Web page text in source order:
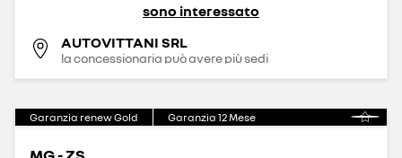
sono interessato
AUTOVITTANI SRL
la concessionaria può avere più sedi
Garanzia renew Gold Garanzia 12Mese